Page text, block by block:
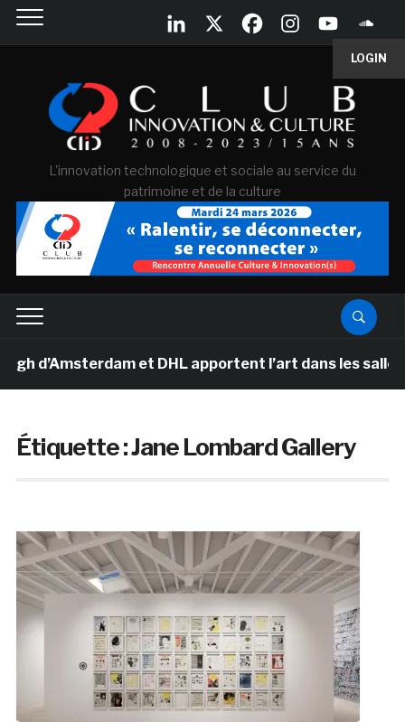
LOGIN
L'innovation technologique et sociale au service du
patrimoine et de la culture
d’Amsterdam et DHL apportent l’art dans les salles
Étiquette :Jane Lombard Gallery